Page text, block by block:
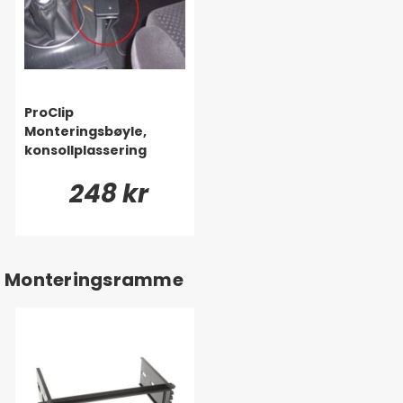
ProClip
Monteringsbøyle,
konsollplassering
248 kr
Monteringsramme